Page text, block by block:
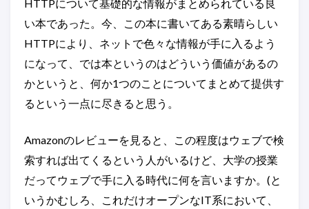
HTTPについて基礎的な情報がまとめられている良
い本であった。今、この本に書いてある素晴らしい
HTTPにより、ネットで色々な情報が手に入るよう
になって、では本というのはどういう価値があるの
かというと、何か1つのことについてまとめて提供す
るという一点に尽きると思う。
Amazonのレビューを見ると、この程度はウェブで検
索すれば出てくるという人がいるけど、大学の授業
だってウェブで手に入る時代に何を言いますか。(と
いうかむしろ、これだけオープンなIT系において、